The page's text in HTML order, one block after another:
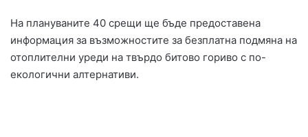
На плануваните 40 срещи ще бъде предоставена
информация за възможностите за безплатна подмяна на
отоплителни уреди на твърдо битово гориво с по-
екологични алтернативи.